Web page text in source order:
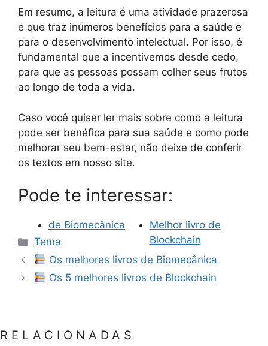
Em resumo, a leitura é uma atividade prazerosa
e que traz inúmeros benefícios para a saúde e
para o desenvolvimento intelectual. Por isso, é
fundamental que a incentivemos desde cedo,
para que as pessoas possam colher seus frutos
ao longo de toda a vida.
Caso você quiser ler mais sobre como a leitura
pode ser benéfica para sua saúde e como pode
melhorar seu bem-estar, não deixe de conferir
os textos em nosso site.
Pode te interessar:
de Biomecânica
Melhor livro de
Blockchain
Categorias
Tema
Os melhores livros de Biomecânica
Os 5 melhores livros de Blockchain
RELACIONADAS